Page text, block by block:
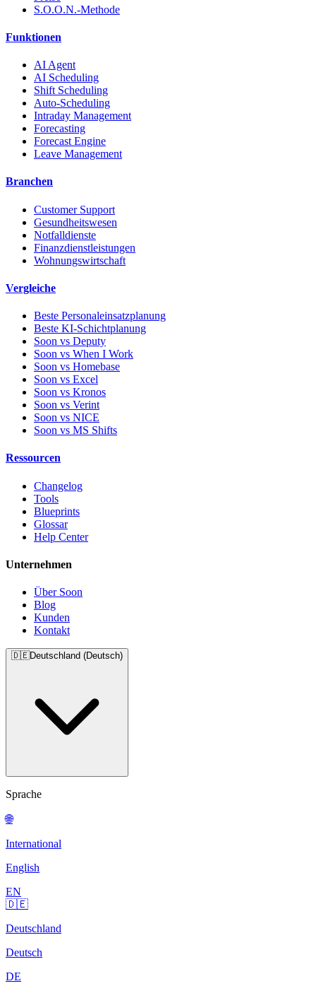
S.O.O.N.-Methode
Funktionen
AI Agent
AI Scheduling
Shift Scheduling
Auto-Scheduling
Intraday Management
Forecasting
Forecast Engine
Leave Management
Branchen
Customer Support
Gesundheitswesen
Notfalldienste
Finanzdienstleistungen
Wohnungswirtschaft
Vergleiche
Beste Personaleinsatzplanung
Beste KI-Schichtplanung
Soon vs Deputy
Soon vs When I Work
Soon vs Homebase
Soon vs Excel
Soon vs Kronos
Soon vs Verint
Soon vs NICE
Soon vs MS Shifts
Ressourcen
Changelog
Tools
Blueprints
Glossar
Help Center
Unternehmen
Über Soon
Blog
Kunden
Kontakt
🇩🇪Deutschland (Deutsch)
Sprache
🌐
International
English
EN
🇩🇪
Deutschland
Deutsch
DE